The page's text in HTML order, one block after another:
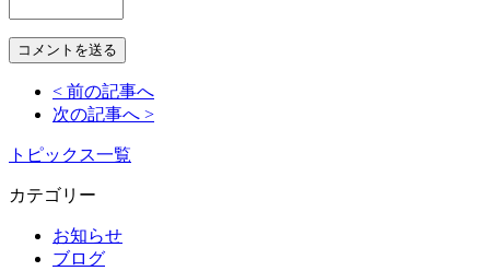
< 前の記事へ
次の記事へ >
トピックス一覧
カテゴリー
お知らせ
ブログ